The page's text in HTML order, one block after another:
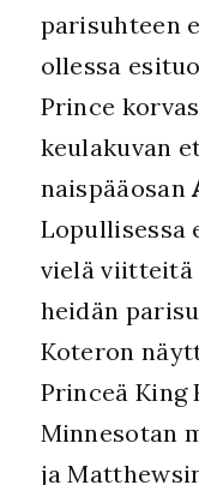
parisuhteen
ollessa
Prince
keulakuvan
naispääosan
Lopullisessa
vielä viitteitä
heidän
Koteron
Princeä King
Minnesotan
ja